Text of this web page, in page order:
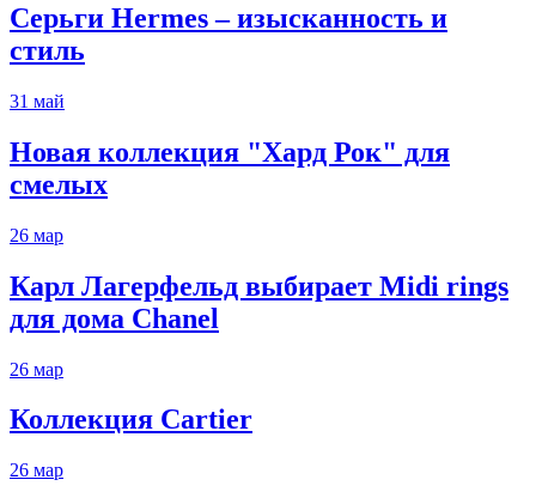
Серьги Hermes – изысканность и
стиль
31 май
Новая коллекция "Хард Рок" для
смелых
26 мар
Карл Лагерфельд выбирает Midi rings
для дома Chanel
26 мар
Коллекция Cartier
26 мар